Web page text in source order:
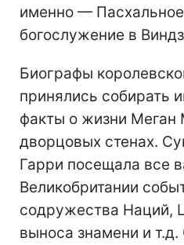
именно —
богослужение в
Биографы
принялись собирать
факты о жизни Меган
дворцовых стенах.
Гарри посещала все
Великобритании
содружества Наций,
выноса знамени и